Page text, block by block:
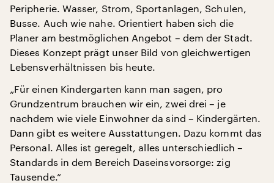
Peripherie. Wasser, Strom, Sportanlagen, Schulen,
Busse. Auch wie nahe. Orientiert haben sich die
Planer am bestmöglichen Angebot – dem der Stadt.
Dieses Konzept prägt unser Bild von gleichwertigen
Lebensverhältnissen bis heute.
„Für einen Kindergarten kann man sagen, pro
Grundzentrum brauchen wir ein, zwei drei – je
nachdem wie viele Einwohner da sind – Kindergärten.
Dann gibt es weitere Ausstattungen. Dazu kommt das
Personal. Alles ist geregelt, alles unterschiedlich –
Standards in dem Bereich Daseinsvorsorge: zig
Tausende.“